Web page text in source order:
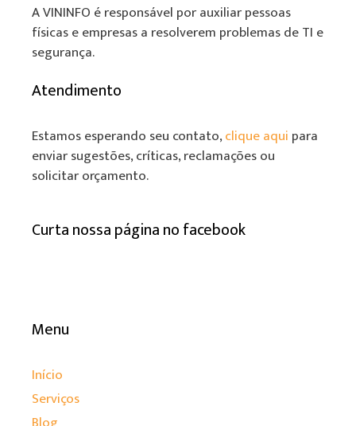
A VININFO é responsável por auxiliar pessoas
físicas e empresas a resolverem problemas de TI e
segurança.
Atendimento
Estamos esperando seu contato,clique aqui para
enviar sugestões, críticas, reclamações ou
solicitar orçamento.
Curta nossa página no facebook
Menu
Início
Serviços